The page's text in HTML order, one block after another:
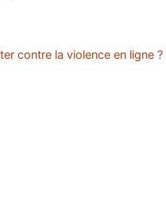
contre la violence en ligne ?